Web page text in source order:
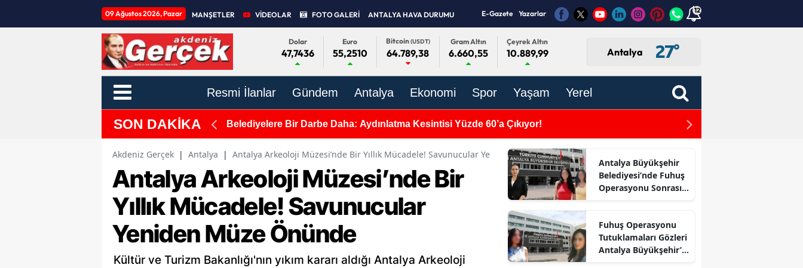
09 Ağustos 2026, Pazar MANŞETLER VİDEOLAR FOTO GALERİ ANTALYA HAVA DURUMU E-Gazete Yazarlar 12
Dolar
47,7436
Euro
55,2510
Bitcoin(USDT)
64.789,38
Gram Altın
6.660,55
Çeyrek Altın
10.889,99 Antalya 27°
Resmi İlanlar Gündem Antalya Ekonomi Spor Yaşam Yerel
SON DAKİKA
Yangın Kontrol Altına Alındı Belediyelere Bir Darbe Daha: Aydınlatma Kesintisi Yüzde 60’a Çıkıyor! Gaziantep Nurdağı'nda
Akdeniz Gerçek | Antalya | Antalya Arkeoloji Müzesi’nde Bir Yıllık Mücadele! Savunucular Yeniden Müze Önünde
Antalya Arkeoloji Müzesi’nde Bir
Yıllık Mücadele! Savunucular
Yeniden Müze Önünde
Kültür ve Turizm Bakanlığı'nın yıkım kararı aldığı Antalya Arkeoloji
Antalya Büyükşehir
Belediyesi’nde Fuhuş
Operasyonu Sonrası
Fuhuş Operasyonu
Tutuklamaları Gözleri
Antalya Büyükşehir’e